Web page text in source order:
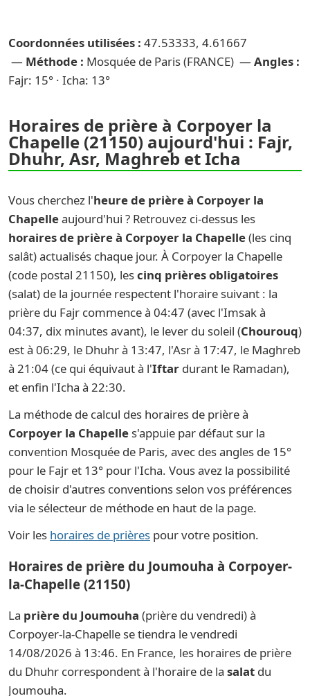
Coordonnées utilisées : 47.53333, 4.61667
— Méthode : Mosquée de Paris (FRANCE) — Angles :
Fajr: 15° · Icha: 13°
Horaires de prière à Corpoyer la
Chapelle (21150) aujourd'hui : Fajr,
Dhuhr, Asr, Maghreb et Icha
Vous cherchez l'heure de prière à Corpoyer la
Chapelleaujourd'hui ? Retrouvez ci-dessus les
horaires de prière à Corpoyer la Chapelle(les cinq
salât) actualisés chaque jour. À Corpoyer la Chapelle
(code postal 21150), lescinq prières obligatoires
(salat) de la journée respectent l'horaire suivant : la
prière du Fajr commence à 04:47 (avec l'Imsak à
04:37, dix minutes avant), le lever du soleil (Chourouq)
est à 06:29, le Dhuhr à 13:47, l'Asr à 17:47, le Maghreb
à 21:04 (ce qui équivaut à l'Iftar durant le Ramadan),
et enfin l'Icha à 22:30.
La méthode de calcul des horaires de prière à
Corpoyer la Chapelle s'appuie par défaut sur la
convention Mosquée de Paris, avec des angles de 15°
pour le Fajr et 13° pour l'Icha. Vous avez la possibilité
de choisir d'autres conventions selon vos préférences
via le sélecteur de méthode en haut de la page.
Voir les horaires de prières pour votre position.
Horaires de prière du Joumouha à Corpoyer-
la-Chapelle (21150)
La prière du Joumouha (prière du vendredi) à
Corpoyer-la-Chapelle se tiendra le vendredi
14/08/2026 à 13:46. En France, les horaires de prière
du Dhuhr correspondent à l'horaire de la salat du
Joumouha.